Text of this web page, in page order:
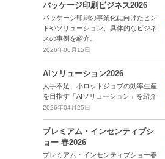
パッケージ印刷ビジネス2026
パッケージ印刷の事業化に向けたヒン
トやソリューション、具体的なビジネ
スの事例を紹介。
2026年06月15日
AIソリューション2026
人手不足、小ロットジョブの効率生産
を目指す「AIソリューション」を紹介
2026年04月25日
プレミアム・インセンティブシ
ョー 春2026
プレミアム・インセンティブショー春